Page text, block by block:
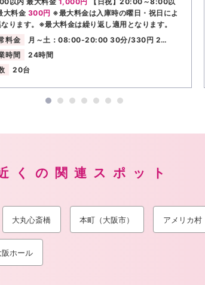
大料金 300円 ※最大料金は入庫時の曜日・祝日によ
なります。※最大料金は繰り返し適用となります。
料金
月～土：08:00-20:00 30分/330円 2…
時間
24時間
20台
くの関連スポット
大丸心斎橋 本町（大阪市） アメリカ村
阪ホール